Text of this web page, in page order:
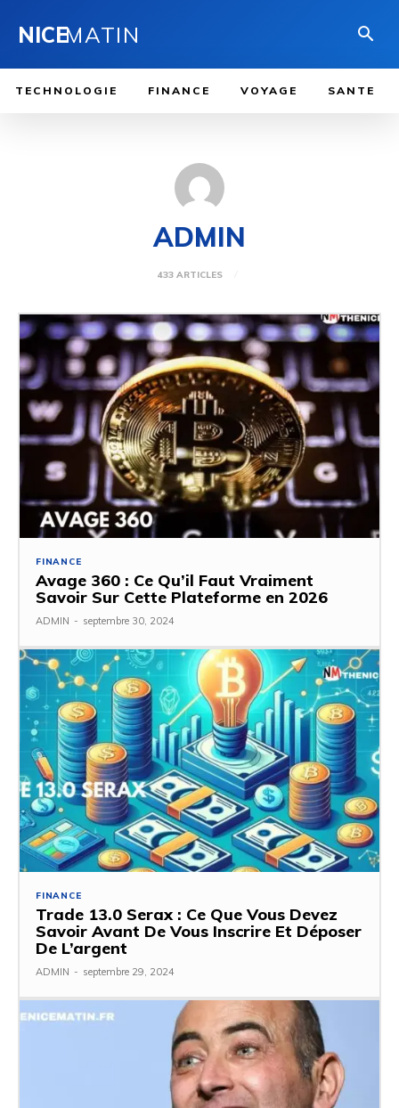
NICEMATIN
TECHNOLOGIE FINANCE VOYAGE SANTE
ADMIN
433 ARTICLES
FINANCE
Avage 360 : Ce Qu’il Faut Vraiment
Savoir Sur Cette Plateforme en 2026
ADMIN - septembre 30, 2024
FINANCE
Trade 13.0 Serax : Ce Que Vous Devez
Savoir Avant De Vous Inscrire Et Déposer
De L’argent
ADMIN - septembre 29, 2024